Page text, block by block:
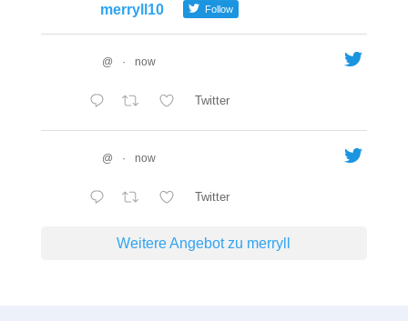
merryll10 Follow
@ · now
Twitter
@ · now
Twitter
Weitere Angebot zu merryll